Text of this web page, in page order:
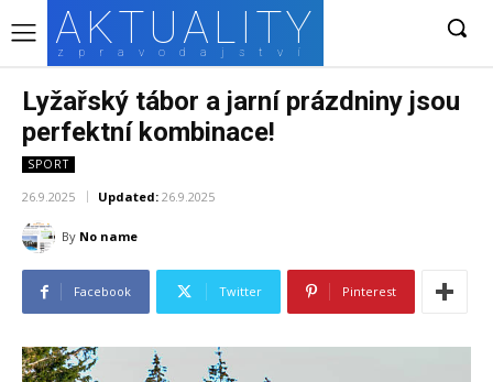
AKTUALITY
zpravodajství
Lyžařský tábor a jarní prázdniny jsou
perfektní kombinace!
SPORT
26.9.2025 Updated: 26.9.2025
By No name
Facebook Twitter Pinterest